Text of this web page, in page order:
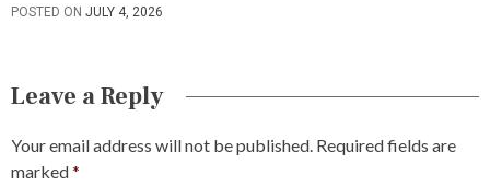
POSTED ON JULY 4, 2026
Leave a Reply
Your email address will not be published. Required fields are
marked*